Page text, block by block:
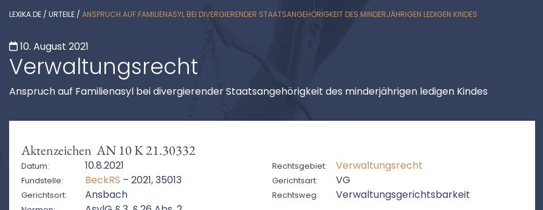
LEXIKA.DE / URTEILE / ANSPRUCH AUF FAMILIENASYL BEI DIVERGIERENDER STAATSANGEHÖRIGKEIT DES MINDERJÄHRIGEN LEDIGEN KINDES
10. August 2021
Verwaltungsrecht
Anspruch auf Familienasyl bei divergierender Staatsangehörigkeit des minderjährigen ledigen Kindes
Aktenzeichen AN 10 K 21.30332
Datum: 10.8.2021 Rechtsgebiet: Verwaltungsrecht
Fundstelle: BeckRS – 2021, 35013 Gerichtsart: VG
Gerichtsort: Ansbach Rechtsweg: Verwaltungsgerichtsbarkeit